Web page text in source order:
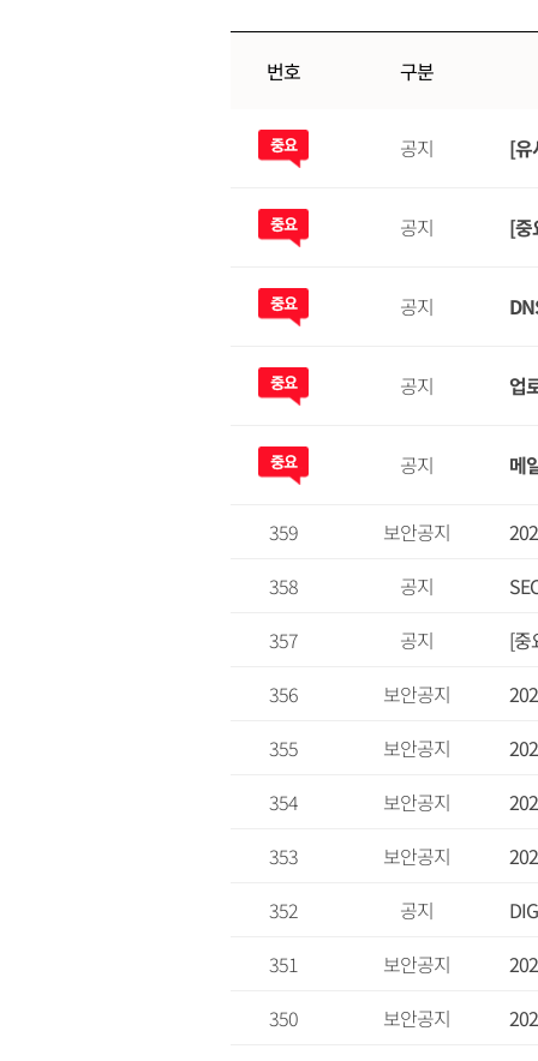
번호 구분
공지 [유
공지 [중
공지
공지 업
공지 메
359 보안공지
358
공지
357
공지
[중
356
보안공지
355
보안공지
354
보안공지
353
보안공지
352
공지
351
보안공지
350
보안공지